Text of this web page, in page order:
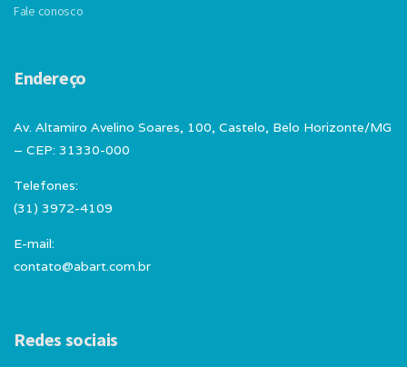
Fale conosco
Endereço
Av. Altamiro Avelino Soares, 100, Castelo, Belo Horizonte/MG
– CEP: 31330-000
Telefones:
(31) 3972-4109
E-mail:
contato@abart.com.br
Redes sociais